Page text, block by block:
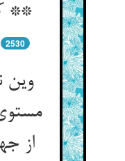
**
2530
وین
از